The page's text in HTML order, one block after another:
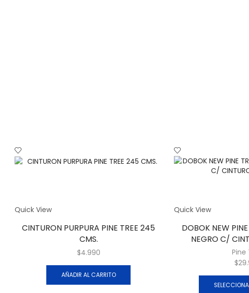
Quick View
CINTURON PURPURA PINE TREE 245
CMS.
$4.990
AÑADIR AL CARRITO
Quick View
DOBOK NEW
NEGRO C/
Pine
$